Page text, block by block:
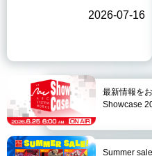
2026-07-16
最新情報を
Showcase
Summer